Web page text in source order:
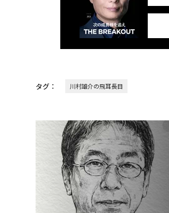
タグ： 川村雄介の飛耳長目